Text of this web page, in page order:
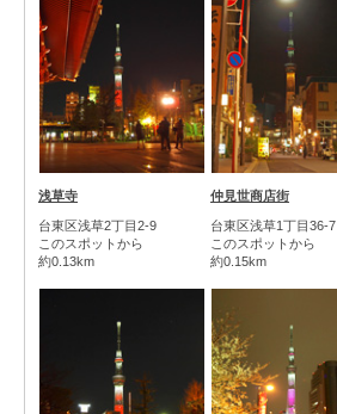
浅草寺
台東区浅草2丁目2-9
このスポットから
約0.13km
仲見世商店街
台東区浅草1丁目36-7
このスポットから
約0.15km